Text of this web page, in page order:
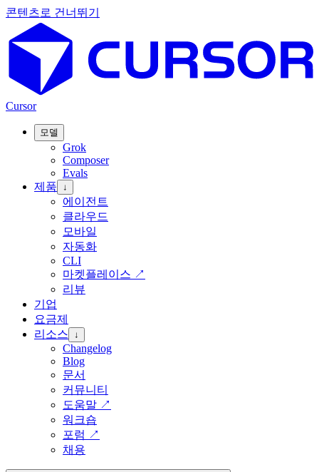
콘텐츠로 건너뛰기
Cursor
모델
Grok
Composer
Evals
제품
↓
에이전트
클라우드
모바일
자동화
CLI
마켓플레이스 ↗
리뷰
기업
요금제
리소스
↓
Changelog
Blog
문서
커뮤니티
도움말 ↗
워크숍
포럼 ↗
채용